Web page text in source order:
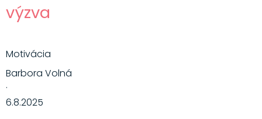
výzva
Motivácia
Barbora Volná
·
6.8.2025